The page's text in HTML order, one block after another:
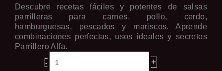
Descubre recetas fáciles y potentes de salsas
parrilleras para carnes, pollo, cerdo,
hamburguesas, pescados y mariscos. Aprende
combinaciones perfectas, usos ideales y secretos
Parrillero Alfa.
- +